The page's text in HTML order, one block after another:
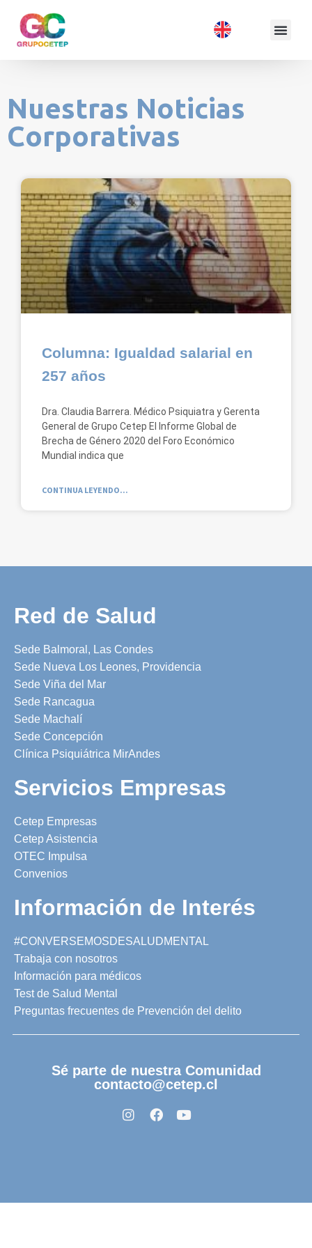
Nuestras Noticias
Corporativas
Columna: Igualdad salarial en
257 años
Dra. Claudia Barrera. Médico Psiquiatra y Gerenta
General de Grupo Cetep El Informe Global de
Brecha de Género 2020 del Foro Económico
Mundial indica que
CONTINUA LEYENDO...
Red de Salud
Sede Balmoral, Las Condes
Sede Nueva Los Leones, Providencia
Sede Viña del Mar
Sede Rancagua
Sede Machalí
Sede Concepción
Clínica Psiquiátrica MirAndes
Servicios Empresas
Cetep Empresas
Cetep Asistencia
OTEC Impulsa
Convenios
Información de Interés
#CONVERSEMOSDESALUDMENTAL
Trabaja con nosotros
Información para médicos
Test de Salud Mental
Preguntas frecuentes de Prevención del delito
Sé parte de nuestra Comunidad
contacto@cetep.cl